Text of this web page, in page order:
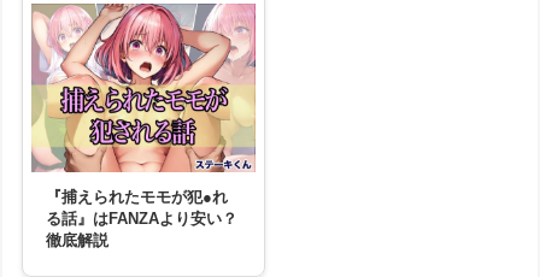
『捕えられたモモが犯●れ
る話』はFANZAより安い？
徹底解説